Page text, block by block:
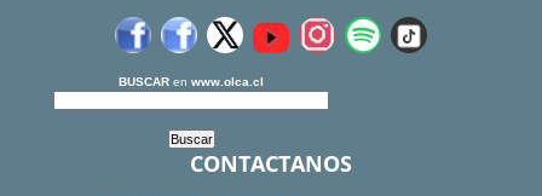
BUSCAR en www.olca.cl
CONTACTANOS